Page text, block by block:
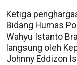
Ketiga
Bidang Humas
Wahyu Istanto
langsung oleh
Johnny Eddizon